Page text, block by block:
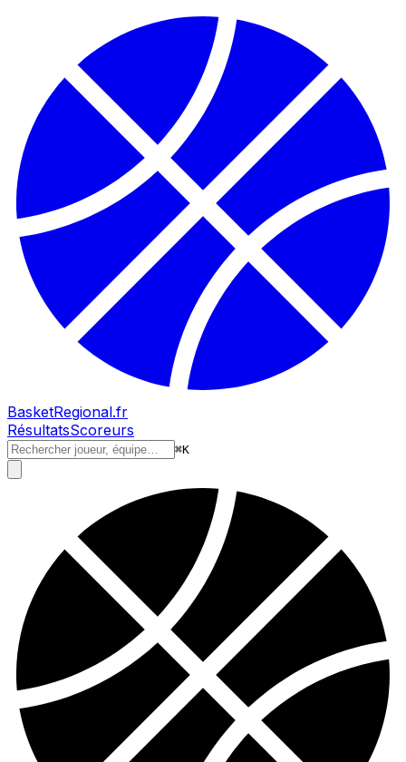
BasketRegional.fr
RésultatsScoreurs
⌘K